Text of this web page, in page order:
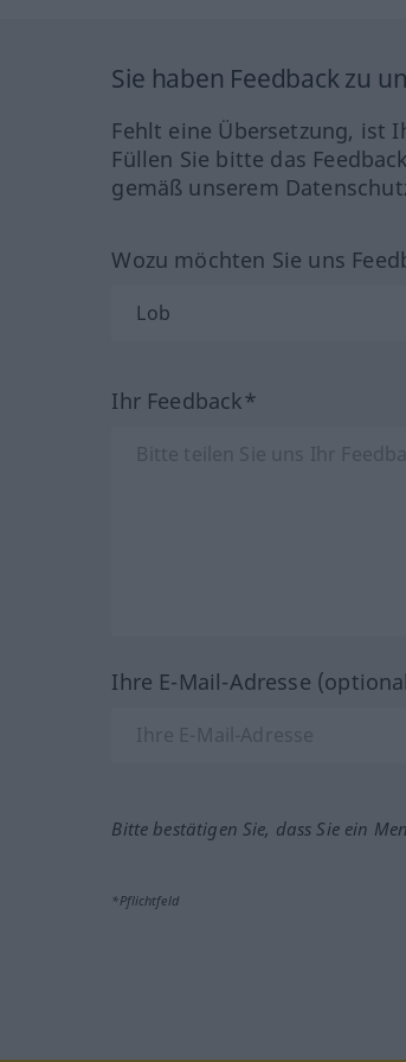
Sie haben Feedback zu
Fehlt eine Übersetzung, ist
Füllen Sie bitte das
gemäß unserem
Wozu möchten Sie uns
Ihr Feedback*
Ihre E-Mail-Adresse
Bitte bestätigen Sie, dass Sie ein
*Pflichtfeld